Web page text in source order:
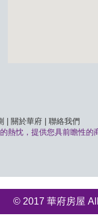
關於華府
聯絡我們
熱忱，提供您具前瞻性的
© 2017 華府房屋